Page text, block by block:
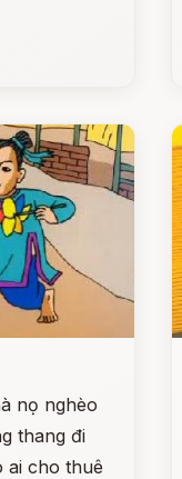
nọ nghèo
thang đi
ai cho thuê